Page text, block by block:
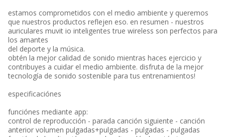
estamos comprometidos con el medio ambiente y queremos
que nuestros productos reflejen eso. en resumen - nuestros
auriculares muvit io inteligentes true wireless son perfectos para
los amantes
del deporte y la música.
obtén la mejor calidad de sonido mientras haces ejercicio y
contribuyes a cuidar el medio ambiente. disfruta de la mejor
tecnología de sonido sostenible para tus entrenamientos!
especificaciónes
funciónes mediante app:
control de reproducción - parada canción siguiente - canción
anterior volumen pulgadas+pulgadas - pulgadas - pulgadas